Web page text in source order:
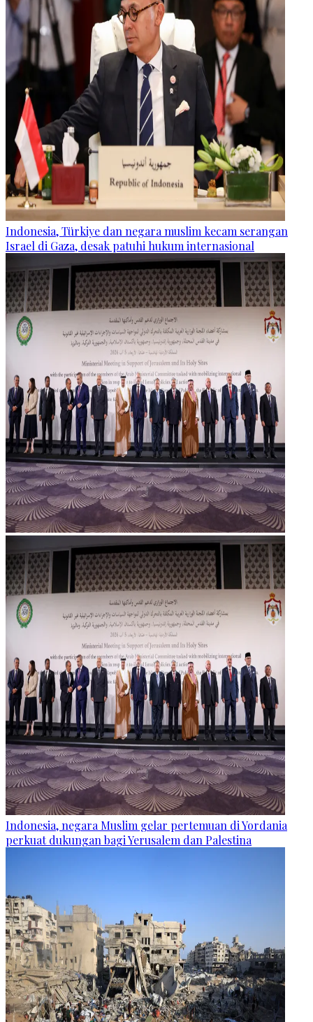
Indonesia, Türkiye dan negara muslim kecam serangan
Israel di Gaza, desak patuhi hukum internasional
Indonesia, negara Muslim gelar pertemuan di Yordania
perkuat dukungan bagi Yerusalem dan Palestina